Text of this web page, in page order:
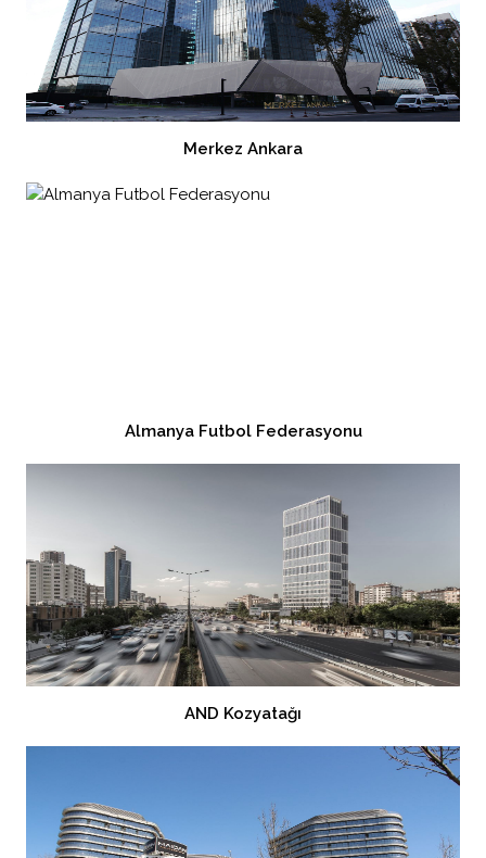
Merkez Ankara
Almanya Futbol Federasyonu
AND Kozyatağı